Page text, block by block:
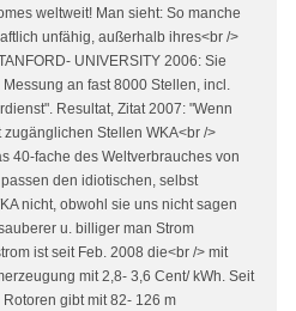
weltweit! Man sieht: So manche
unfähig, außerhalb ihres<br />
UNIVERSITY 2006: Sie
an fast 8000 Stellen, incl.
Resultat, Zitat 2007: "Wenn
Stellen WKA<br />
40-fache des Weltverbrauches von
den idiotischen, selbst
nicht, obwohl sie uns nicht sagen
u. billiger man Strom
ist seit Feb. 2008 die<br /> mit
mit 2,8- 3,6 Cent/ kWh. Seit
gibt mit 82- 126 m